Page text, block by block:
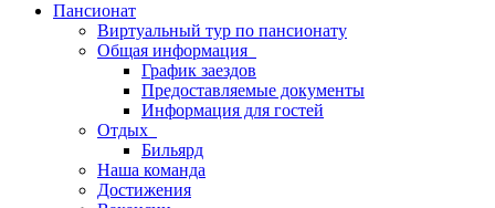
Пансионат
Виртуальный тур по пансионату
Общая информация
График заездов
Предоставляемые документы
Информация для гостей
Отдых
Бильярд
Наша команда
Достижения